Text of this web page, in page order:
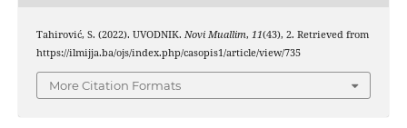
Tahirović, S. (2022). UVODNIK. Novi Muallim, 11(43), 2. Retrieved from
https://ilmijja.ba/ojs/index.php/casopis1/article/view/735
More Citation Formats